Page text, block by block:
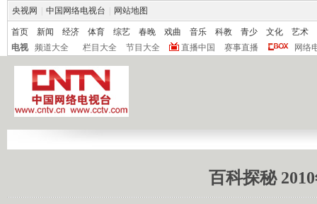
央视网 中国网络电视台 网站地图
首页 新闻 经济 体育 综艺 春晚 戏曲 音乐 科教 青少 文化
艺术
电视
频道大全 栏目大全 节目大全 直播中国 赛事直播 网络
百科探秘